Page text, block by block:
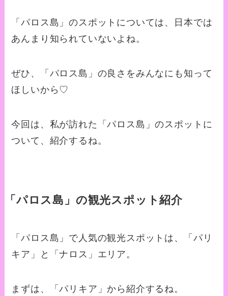
「パロス島」のスポットについては、日本では
あんまり知られていないよね。
ぜひ、「パロス島」の良さをみんなにも知って
ほしいから♡
今回は、私が訪れた「パロス島」のスポットに
ついて、紹介するね。
「パロス島」の観光スポット紹介
「パロス島」で人気の観光スポットは、「パリ
キア」と「ナロス」エリア。
まずは、「パリキア」から紹介するね。